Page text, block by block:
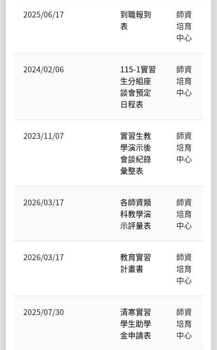
2025/06/17
到職報到
表
師資
培育
中心
2024/02/06
115-1實習
生分組座
談會預定
日程表
師資
培育
中心
2023/11/07
實習生教
學演示後
會談紀錄
彙整表
師資
培育
中心
2026/03/17
各師資類
科教學演
示評量表
師資
培育
中心
2026/03/17
教育實習
計畫書
師資
培育
中心
2025/07/30
清寒實習
學生助學
金申請表
師資
培育
中心